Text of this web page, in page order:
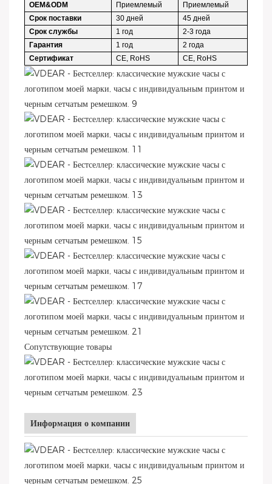
OEM&ODM Приемлемый
Приемлемый
Срок поставки
30 дней
45 дней
Срок службы
1 год
2-3 года
Гарантия
1 год
2 года
Сертификат
CE, RoHS CE, RoHS
Сопутствующие товары
Информация о компании